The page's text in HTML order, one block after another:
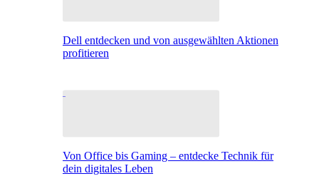
Dell entdecken und von ausgewählten Aktionen
profitieren
Von Office bis Gaming – entdecke Technik für
dein digitales Leben